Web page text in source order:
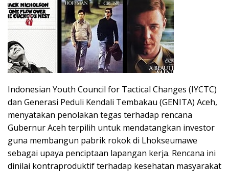
Indonesian Youth Council for Tactical Changes (IYCTC)
dan Generasi Peduli Kendali Tembakau (GENITA) Aceh,
menyatakan penolakan tegas terhadap rencana
Gubernur Aceh terpilih untuk mendatangkan investor
guna membangun pabrik rokok di Lhokseumawe
sebagai upaya penciptaan lapangan kerja. Rencana ini
dinilai kontraproduktif terhadap kesehatan masyarakat